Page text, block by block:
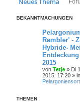
BEKANNTMACHUNGEN
Rambler' -
Hybride-
2015
von Tetje » Di
2015, 17:20 » in
THEMEN